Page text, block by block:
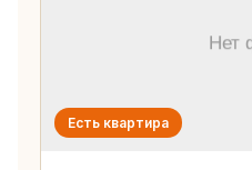
Есть квартира